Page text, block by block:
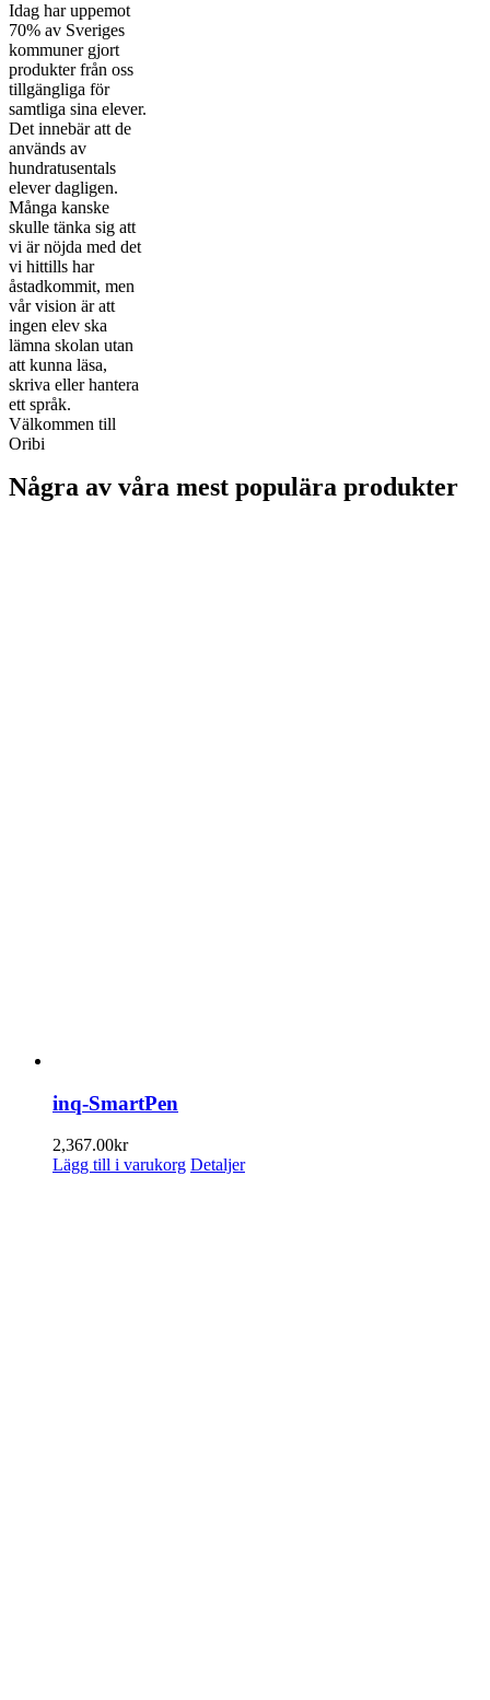
Idag har uppemot
70% av Sveriges
kommuner gjort
produkter från oss
tillgängliga för
samtliga sina elever.
Det innebär att de
används av
hundratusentals
elever dagligen.
Många kanske
skulle tänka sig att
vi är nöjda med det
vi hittills har
åstadkommit, men
vår vision är att
ingen elev ska
lämna skolan utan
att kunna läsa,
skriva eller hantera
ett språk.
Välkommen till
Oribi
Några av våra mest populära produkter
inq-SmartPen
2,367.00kr
Lägg till i varukorg Detaljer